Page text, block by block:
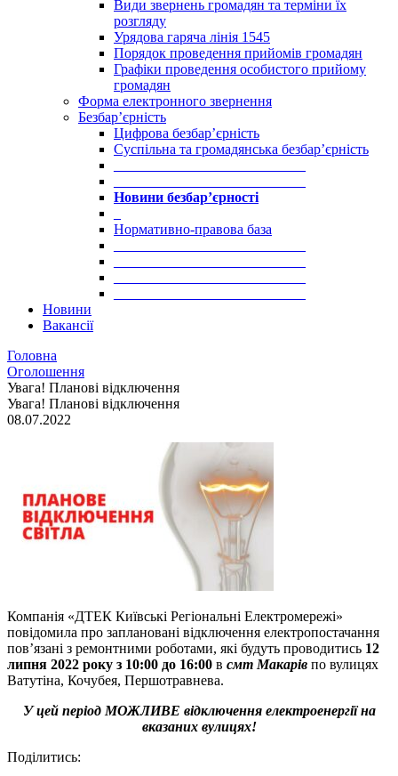
Види звернень громадян та терміни їх
розгляду
Урядова гаряча лінія 1545
Порядок проведення прийомів громадян
Графіки проведення особистого прийому
громадян
Форма електронного звернення
Безбар’єрність
Цифрова безбар’єрність
Суспільна та громадянська безбар’єрність
Новини безбар’єрності
Нормативно-правова база
Новини
Вакансії
Головна
Оголошення
Увага! Планові відключення
Увага! Планові відключення
08.07.2022
Компанія «ДТЕК Київські Регіональні Електромережі»
повідомила про заплановані відключення електропостачання
пов’язані з ремонтними роботами, які будуть проводитись 12
липня 2022 року з 10:00 до 16:00 в смт Макарів по вулицях
Ватутіна, Кочубея, Першотравнева.
У цей період МОЖЛИВЕ відключення електроенергії на
вказаних вулицях!
Поділитись: